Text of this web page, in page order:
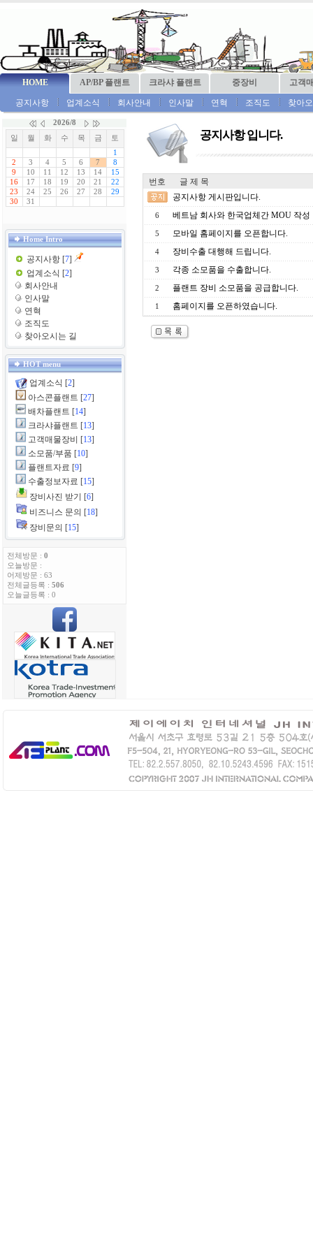
HOME AP/BP 플랜트 크라샤 플랜트 중장비 고객
공지사항 업계소식 회사안내 인사말 연혁 조직도 찾아
Home Intro
공지사항[7]
업계소식 [2]
회사안내
인사말
연혁
조직도
찾아오시는 길
HOT menu
업계소식 [2]
아스콘플랜트 [27]
배차플랜트 [14]
크라샤플랜트 [13]
고객매물장비 [13]
소모품/부품 [10]
플랜트자료 [9]
수출정보자료 [15]
장비사진 받기 [6]
비즈니스 문의 [18]
장비문의 [15]
전체방문 : 0
오늘방문 :
어제방문 : 63
전체글등록 : 506
오늘글등록 : 0
공지사항 입니다.
번호
글 제 목
공지사항 게시판입니다.
6 베트남 회사와 한국업체간 MOU 작성
5 모바일 홈페이지를 오픈합니다.
4 장비수출 대행해 드립니다.
3 각종 소모품을 수출합니다.
2 플랜트 장비 소모품을 공급합니다.
1 홈페이지를 오픈하였습니다.